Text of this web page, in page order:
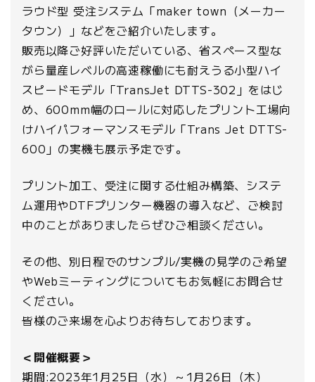
ラウド型 受注システム「maker town（メーカー
タウン）」などをご紹介いたします。
販売以降ご好評いただいている、省スペース型な
がら量産レベルの高速稼働にも耐えうる小型ハイ
スピードモデル「TransJet DTTS-302」をはじ
め、600mm幅のロールに対応したプリント工場向
けハイパフォーマンスモデル「Trans Jet DTTS-
600」の実機も展示予定です。
プリント加工、受注に関する仕組み構築、システ
ム運用やDTFプリンター機器の導入など、ご検討
中のことがありましたらぜひご相談ください。
その他、別日程でのサンプル/実機の見学のご希望
やWebミーティングについてもお気軽にお問合せ
ください。
皆様のご来場を心よりお待ちしております。
＜開催概要＞
期間:2023年1月25日（水）～1月26日（木）